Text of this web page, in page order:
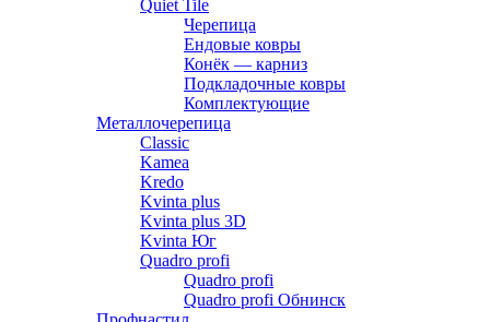
Quiet Tile
Черепица
Ендовые ковры
Конёк — карниз
Подкладочные ковры
Комплектующие
Металлочерепица
Classic
Kamea
Kredo
Kvinta plus
Kvinta plus 3D
Kvinta Юг
Quadro profi
Quadro profi
Quadro profi Обнинск